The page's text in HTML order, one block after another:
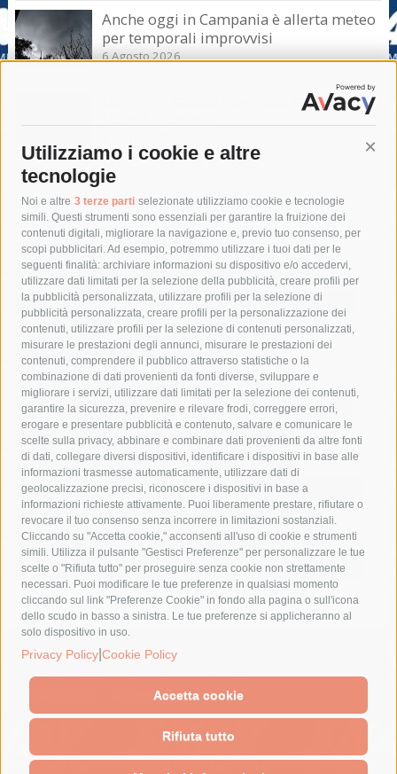
Utilizziamo i cookie e altre
tecnologie
Noi e altre 3 terze parti selezionate utilizziamo cookie e tecnologie
simili. Questi strumenti sono essenziali per garantire la fruizione dei
contenuti digitali, migliorare la navigazione e, previo tuo consenso, per
scopi pubblicitari. Ad esempio, potremmo utilizzare i tuoi dati per le
seguenti finalità: archiviare informazioni su dispositivo e/o accedervi,
utilizzare dati limitati per la selezione della pubblicità, creare profili per
la pubblicità personalizzata, utilizzare profili per la selezione di
pubblicità personalizzata, creare profili per la personalizzazione dei
contenuti, utilizzare profili per la selezione di contenuti personalizzati,
misurare le prestazioni degli annunci, misurare le prestazioni dei
contenuti, comprendere il pubblico attraverso statistiche o la
combinazione di dati provenienti da fonti diverse, sviluppare e
migliorare i servizi, utilizzare dati limitati per la selezione dei contenuti,
garantire la sicurezza, prevenire e rilevare frodi, correggere errori,
erogare e presentare pubblicità e contenuto, salvare e comunicare le
scelte sulla privacy, abbinare e combinare dati provenienti da altre fonti
di dati, collegare diversi dispositivi, identificare i dispositivi in base alle
informazioni trasmesse automaticamente, utilizzare dati di
geolocalizzazione precisi, riconoscere i dispositivi in base a
informazioni richieste attivamente. Puoi liberamente prestare, rifiutare o
revocare il tuo consenso senza incorrere in limitazioni sostanziali.
Cliccando su "Accetta cookie," acconsenti all'uso di cookie e strumenti
simili. Utilizza il pulsante "Gestisci Preferenze" per personalizzare le tue
scelte o "Rifiuta tutto" per proseguire senza cookie non strettamente
necessari. Puoi modificare le tue preferenze in qualsiasi momento
cliccando sul link "Preferenze Cookie" in fondo alla pagina o sull'icona
dello scudo in basso a sinistra. Le tue preferenze si applicheranno al
solo dispositivo in uso.
Privacy Policy Cookie Policy
Accetta cookie
Rifiuta tutto
Anche oggi in Campania è allerta meteo
per temporali improvvisi
6 Agosto 2026
Domani e sabato interrotta la linea Eav
Tag
acqua allerta meteo
anas
area marina protetta di punta campanella
arresto
Asl Napoli 3 sud
capitaneria di porto capri
carabinieri
castellammare di stabia
circumvesuviana
comune di sorrento
concerto
contagi
costiera amalfitana
covid-19 eav
elezioni
fondazione sorrento
gori guardia costiera
incidente
lavori
lorenzo balducelli mare
massa lubrense
massimo coppola
Meta napoli
ordinanza
penisola sorrentina
piano di sorrento
polizia municipale
protezione civile
Regione Campania
sant'agnello
sindaco cuomo
sorrento studenti temporali
treni
turismo
Vico Equense villa fiorentino vincenzo de luca
© 2015 SorrentoPress. All rights reserved.
Il giornale online della Penisola Sorrentina
Cookie Policy